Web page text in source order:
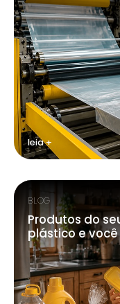
leia +
BLOG
Produtos do
plástico e